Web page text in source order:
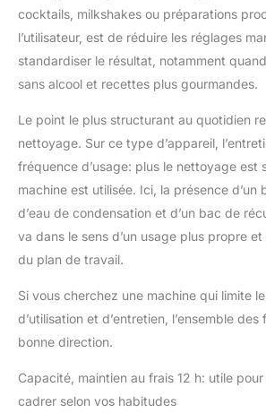
cocktails, milkshakes ou préparations
l’utilisateur, est de réduire les réglages
standardiser le résultat, notamment
sans alcool et recettes plus gourmandes.
Le point le plus structurant au quotidien
nettoyage. Sur ce type d’appareil,
fréquence d’usage: plus le nettoyage est
machine est utilisée. Ici, la présence d’un
d’eau de condensation et d’un bac de
va dans le sens d’un usage plus propre
du plan de travail.
Si vous cherchez une machine qui limite
d’utilisation et d’entretien, l’ensemble
bonne direction.
Capacité, maintien au frais 12 h: utile
cadrer selon vos habitudes